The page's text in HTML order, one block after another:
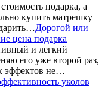
подарка, а
купить матрешку
Дорогой или
цена подарка
и легкий
его уже второй раз,
эффектов не…
уколов